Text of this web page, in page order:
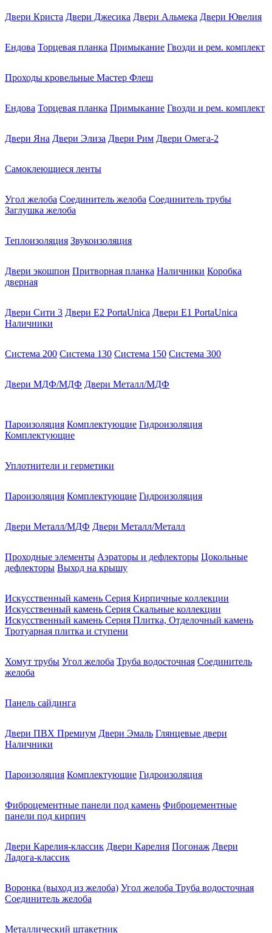
Двери Криста Двери Джесика Двери Альмека Двери Ювелия
Ендова Торцевая планка Примыкание Гвозди и рем. комплект
Проходы кровельные Мастер Флеш
Ендова Торцевая планка Примыкание Гвозди и рем. комплект
Двери Яна Двери Элиза Двери Рим Двери Омега-2
Самоклеющиеся ленты
Угол желоба Соединитель желоба Соединитель трубы
Заглушка желоба
Теплоизоляция Звукоизоляция
Двери экошпон Притворная планка Наличники Коробка
дверная
Двери Сити 3 Двери E2 PortaUnica Двери E1 PortaUnica
Наличники
Система 200 Система 130 Система 150 Система 300
Двери МДФ/МДФ Двери Металл/МДФ
Пароизоляция Комплектующие Гидроизоляция
Комплектующие
Уплотнители и герметики
Пароизоляция Комплектующие Гидроизоляция
Двери Металл/МДФ Двери Металл/Металл
Проходные элементы Аэраторы и дефлекторы Цокольные
дефлекторы Выход на крышу
Искусственный камень Серия Кирпичные коллекции
Искусственный камень Серия Скальные коллекции
Искусственный камень Серия Плитка, Отделочный камень
Тротуарная плитка и ступени
Хомут трубы Угол желоба Труба водосточная Соединитель
желоба
Панель сайдинга
Двери ПВХ Премиум Двери Эмаль Глянцевые двери
Наличники
Пароизоляция Комплектующие Гидроизоляция
Фиброцементные панели под камень Фиброцементные
панели под кирпич
Двери Карелия-классик Двери Карелия Погонаж Двери
Ладога-классик
Воронка (выход из желоба) Угол желоба Труба водосточная
Соединитель желоба
Металлический штакетник